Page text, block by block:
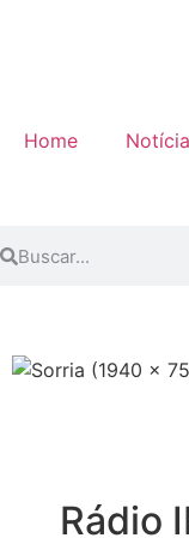
Home
Rádio